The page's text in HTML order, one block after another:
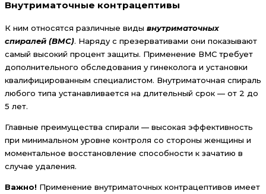
Внутриматочные контрацептивы
К ним относятся различные виды внутриматочных
спиралей (ВМС). Наряду с презервативами они показывают
самый высокий процент защиты. Применение ВМС требует
дополнительного обследования у гинеколога и установки
квалифицированным специалистом. Внутриматочная спираль
любого типа устанавливается на длительный срок — от 2 до
5 лет.
Главные преимущества спирали — высокая эффективность
при минимальном уровне контроля со стороны женщины и
моментальное восстановление способности к зачатию в
случае удаления.
Важно! Применение внутриматочных контрацептивов имеет